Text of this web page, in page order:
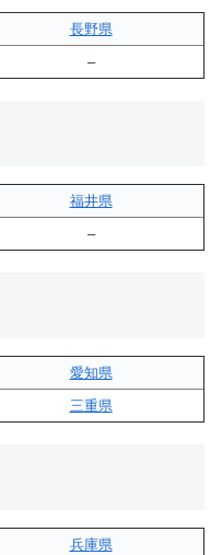
長野県
–
福井県
–
愛知県
三重県
兵庫県